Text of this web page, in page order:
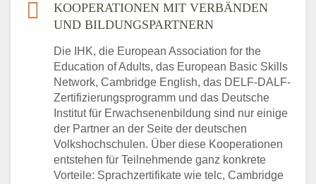
KOOPERATIONEN MIT VERBÄNDEN
UND BILDUNGSPARTNERN
Die IHK, die European Association for the
Education of Adults, das European Basic Skills
Network, Cambridge English, das DELF-DALF-
Zertifizierungsprogramm und das Deutsche
Institut für Erwachsenenbildung sind nur einige
der Partner an der Seite der deutschen
Volkshochschulen. Über diese Kooperationen
entstehen für Teilnehmende ganz konkrete
Vorteile: Sprachzertifikate wie telc, Cambridge